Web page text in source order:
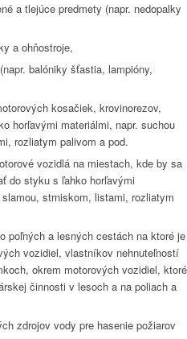
a tlejúce predmety (napr. nedopalky
a ohňostroje,
balóniky šťastia, lampióny,
kosačiek, krovinorezov,
horľavými materiálmi, napr. suchou
rozliatym palivom a pod.
vozidlá na miestach, kde by sa
do styku s ľahko horľavými
strniskom, listami, rozliatym
poľných a lesných cestách na ktoré je
vozidiel, vlastníkov nehnuteľností
okrem motorových vozidiel, ktoré
činnosti v lesoch a na poliach a
zdrojov vody pre hasenie požiarov